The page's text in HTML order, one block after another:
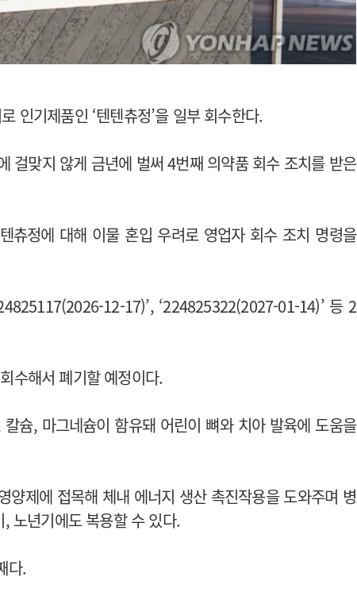
인기제품인 ‘텐텐츄정’을 일부 회수한다.
걸맞지 않게 금년에 벌써 4번째 의약품 회수 조치를 받은
츄정에 대해 이물 혼입 우려로 영업자 회수 조치 명령을
12-17)’, ‘224825322(2027-01-14)’ 등 2
수해서 폐기할 예정이다.
칼슘, 마그네슘이 함유돼 어린이 뼈와 치아 발육에 도움을
양제에 접목해 체내 에너지 생산 촉진작용을 도와주며 병
노년기에도 복용할 수 있다.
다.